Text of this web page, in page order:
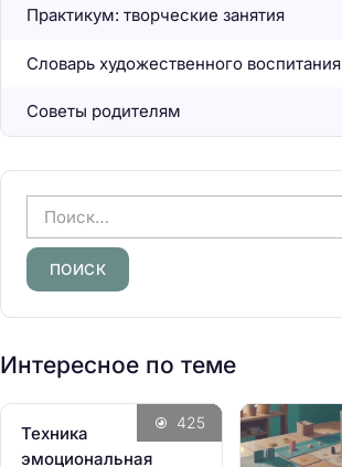
Практикум: творческие занятия
Словарь художественного воспитания
Советы родителям
а
й
т
и
Интересное по теме
Техника
эмоциональная
425